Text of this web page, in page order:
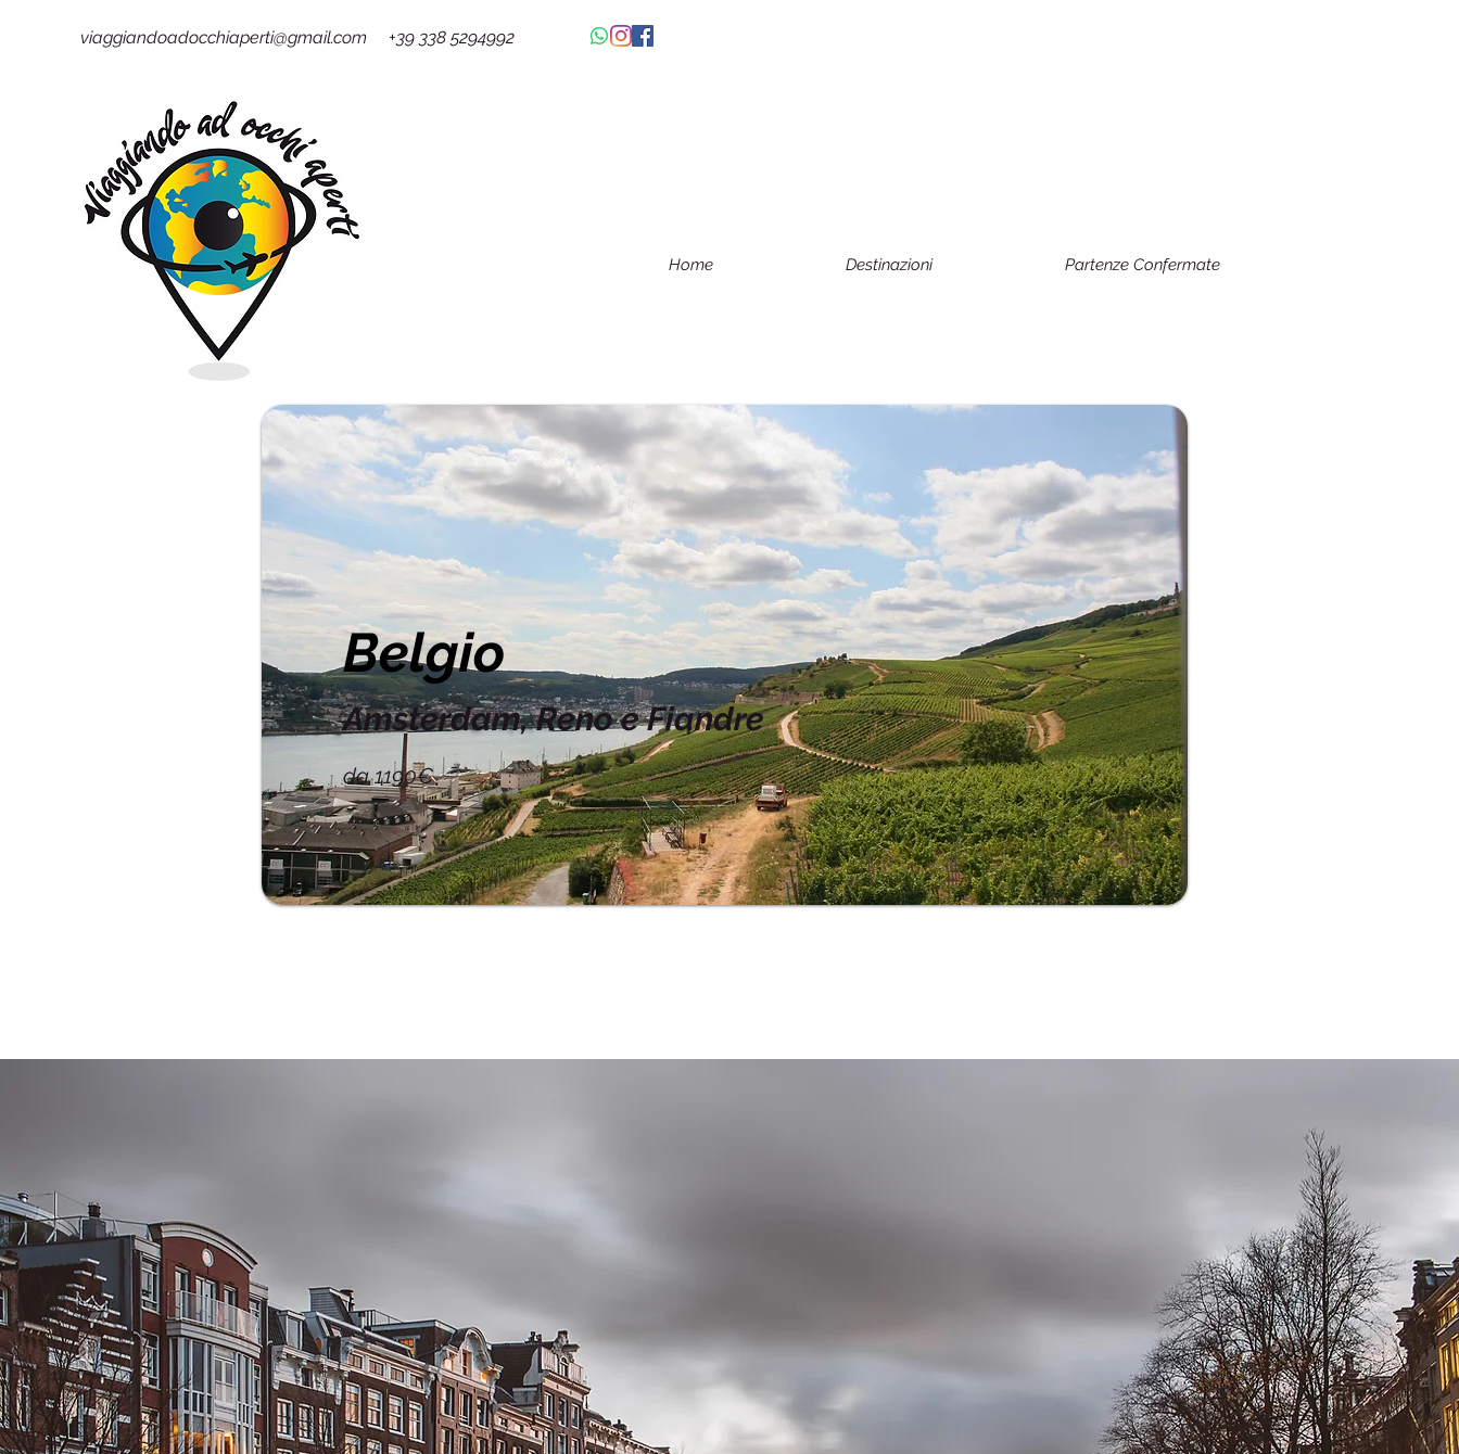
viaggiandoadocchiaperti@gmail.com +39 338 5294992
Home Destinazioni Partenze Confermate
Belgio
Amsterdam, Reno e Fiandre
da 1190€